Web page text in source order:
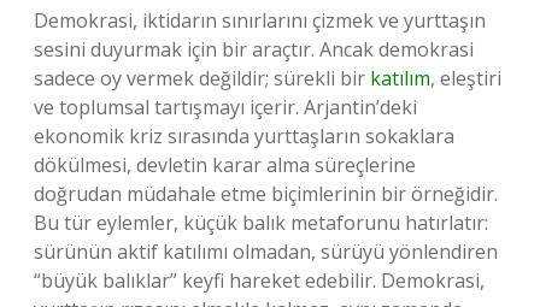
Demokrasi, iktidarın sınırlarını çizmek ve yurttaşın
sesini duyurmak için bir araçtır. Ancak demokrasi
sadece oy vermek değildir; sürekli bir katılım, eleştiri
ve toplumsal tartışmayı içerir. Arjantin’deki
ekonomik kriz sırasında yurttaşların sokaklara
dökülmesi, devletin karar alma süreçlerine
doğrudan müdahale etme biçimlerinin bir örneğidir.
Bu tür eylemler, küçük balık metaforunu hatırlatır:
sürünün aktif katılımı olmadan, sürüyü yönlendiren
“büyük balıklar” keyfi hareket edebilir. Demokrasi,